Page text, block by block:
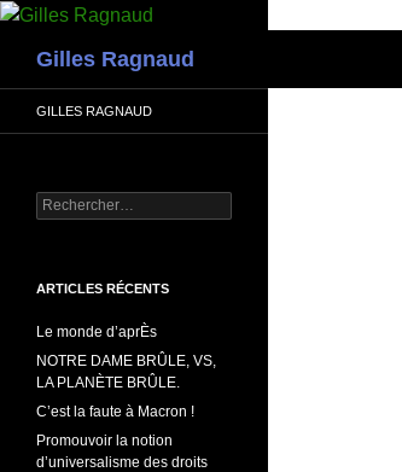
Gilles Ragnaud
GILLES RAGNAUD
Rechercher :
ARTICLES RÉCENTS
Le monde d’aprÈs
NOTRE DAME BRÛLE, VS,
LA PLANÈTE BRÛLE.
C’est la faute à Macron !
Promouvoir la notion
d’universalisme des droits